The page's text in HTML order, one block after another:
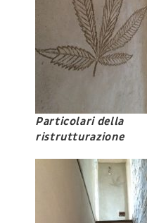
Particolari della
ristrutturazione